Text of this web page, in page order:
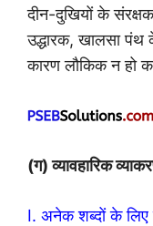
दीन-दुखियों के
उद्धारक, खालसा पंथ
कारण लौकिक न हो
(ग) व्यावहारिक
I. अनेक शब्दों के